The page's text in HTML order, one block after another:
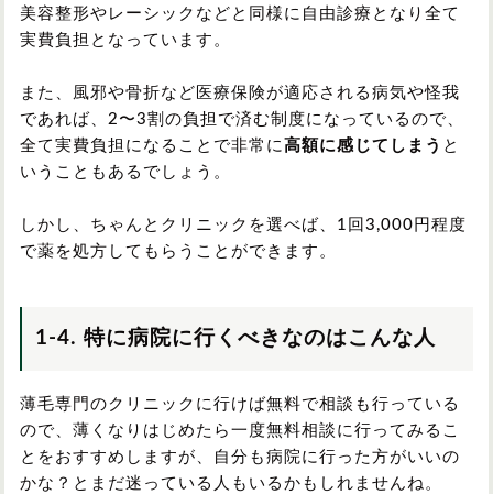
美容整形やレーシックなどと同様に自由診療となり全て
実費負担となっています。
また、風邪や骨折など医療保険が適応される病気や怪我
であれば、2〜3割の負担で済む制度になっているので、
全て実費負担になることで非常に 高額に感じてしまう と
いうこともあるでしょう。
しかし、ちゃんとクリニックを選べば、1回3,000円程度
で薬を処方してもらうことができます。
1-4. 特に病院に行くべきなのはこんな人
薄毛専門のクリニックに行けば無料で相談も行っている
ので、薄くなりはじめたら一度無料相談に行ってみるこ
とをおすすめしますが、自分も病院に行った方がいいの
かな？とまだ迷っている人もいるかもしれませんね。